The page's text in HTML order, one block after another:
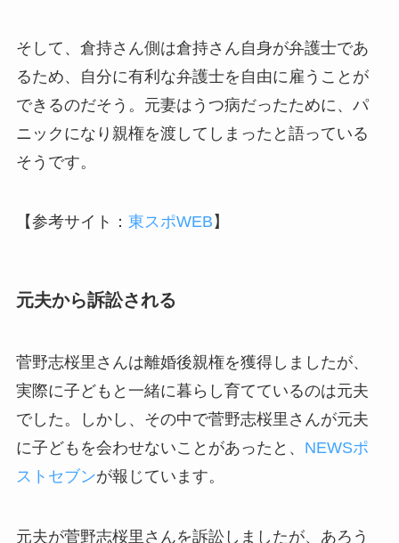
そして、倉持さん側は倉持さん自身が弁護士であ
るため、自分に有利な弁護士を自由に雇うことが
できるのだそう。元妻はうつ病だったために、パ
ニックになり親権を渡してしまったと語っている
そうです。
【参考サイト： 東スポWEB 】
元夫から訴訟される
菅野志桜里さんは離婚後親権を獲得しましたが、
実際に子どもと一緒に暮らし育てているのは元夫
でした。しかし、その中で菅野志桜里さんが元夫
に子どもを会わせないことがあったと、 NEWSポ
ストセブンが報じています。
元夫が菅野志桜里さんを訴訟しましたが、あろう